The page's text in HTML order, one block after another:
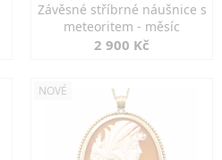
Závěsné stříbrné náušnice s
meteoritem - měsíc
2 900 Kč
NOVÉ